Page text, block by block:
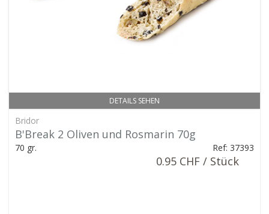
DETAILS SEHEN
Bridor
B'Break 2 Oliven und Rosmarin 70g
70 gr. Ref: 37393
0.95 CHF / Stück